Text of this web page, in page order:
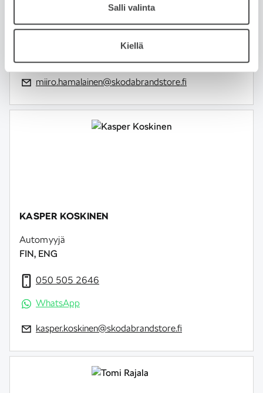
Salli valinta
Kiellä
050 407 7113
miiro.hamalainen@skodabrandstore.fi
KASPER KOSKINEN
Automyyjä
FIN, ENG
050 505 2646
WhatsApp
kasper.koskinen@skodabrandstore.fi